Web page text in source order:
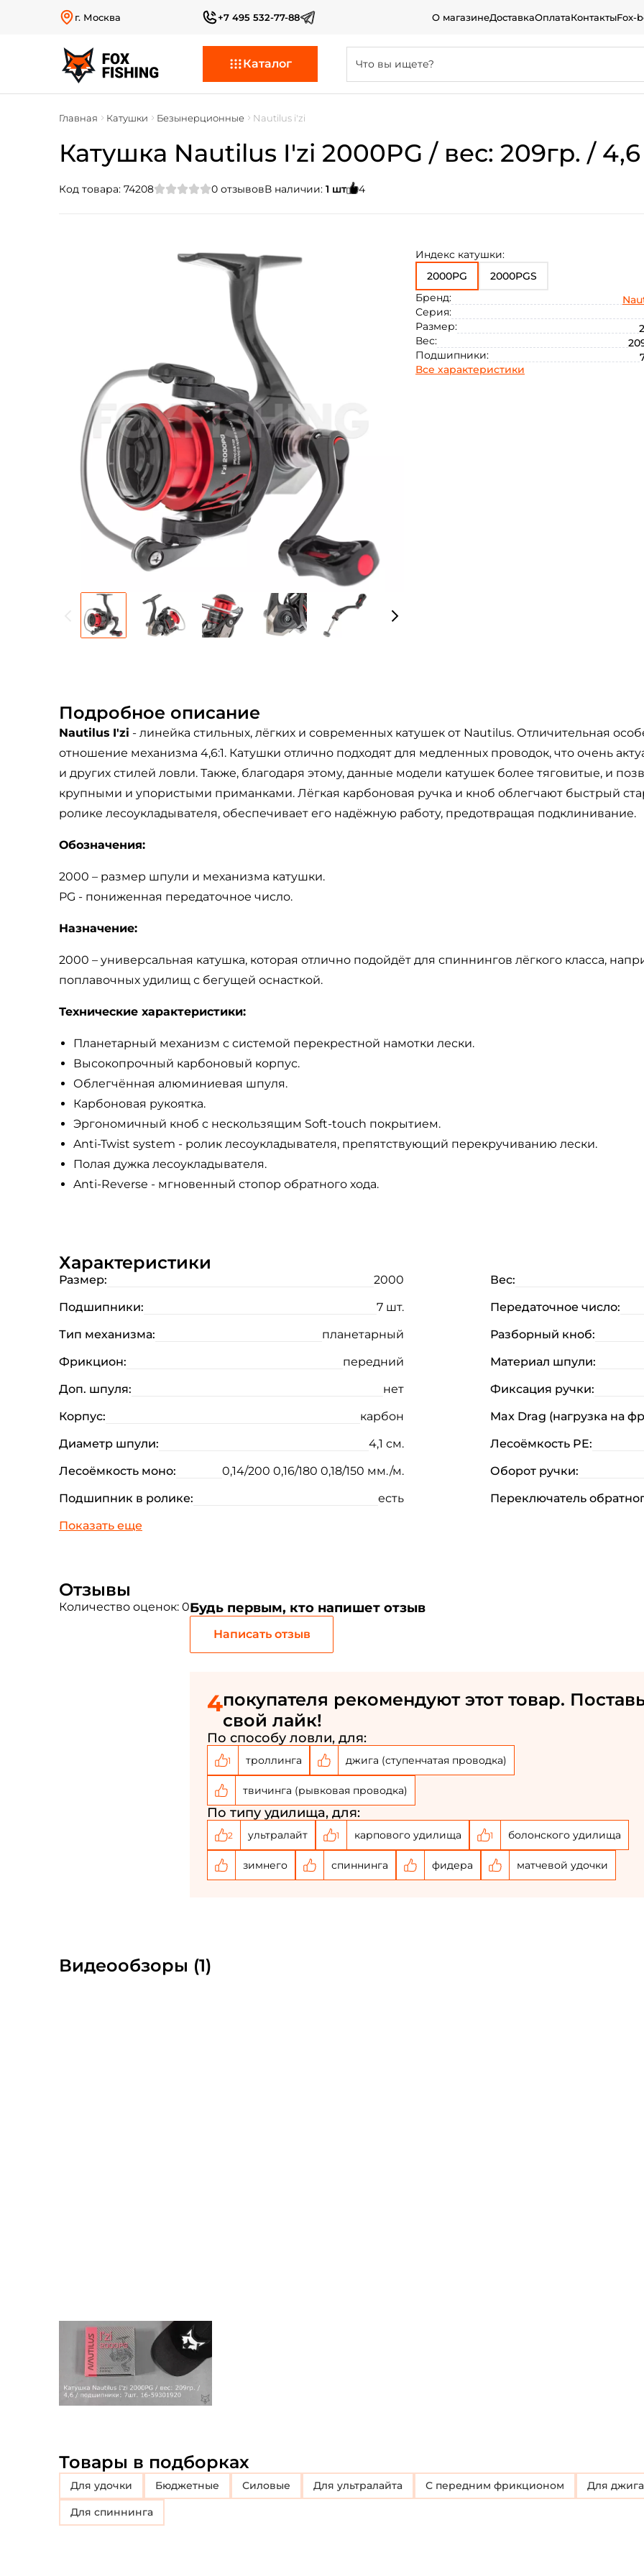
г. Москва +7 495 532-77-88 О магазинеДоставкаОплатаКонтактыFox-
Каталог
Главная Катушки Безынерционные Nautilus i'zi
Катушка Nautilus I'zi 2000PG / вес: 209гр. /
Код товара: 74208 0 отзывовВ наличии: 1 шт 4
Индекс катушки:
2000PG
2000PGS
Бренд:
Серия:
Размер:
Вес:
Подшипники:
Все характеристики
Подробное описание
Nautilus I'zi - линейка стильных, лёгких и современных катушек от Nautilus. Отличительная
отношение механизма 4,6:1. Катушки отлично подходят для медленных проводок, что очень
и других стилей ловли. Также, благодаря этому, данные модели катушек более тяговитые, и
крупными и упористыми приманками. Лёгкая карбоновая ручка и кноб облегчают быстрый
ролике лесоукладывателя, обеспечивает его надёжную работу, предотвращая подклинивание.
Обозначения:
2000 – размер шпули и механизма катушки.
PG - пониженная передаточное число.
Назначение:
2000 – универсальная катушка, которая отлично подойдёт для спиннингов лёгкого класса,
поплавочных удилищ с бегущей оснасткой.
Технические характеристики:
Планетарный механизм с системой перекрестной намотки лески.
Высокопрочный карбоновый корпус.
Облегчённая алюминиевая шпуля.
Карбоновая рукоятка.
Эргономичный кноб с нескользящим Soft-touch покрытием.
Anti-Twist system - ролик лесоукладывателя, препятствующий перекручиванию лески.
Полая дужка лесоукладывателя.
Anti-Reverse - мгновенный стопор обратного хода.
Характеристики
Размер: 2000
Вес:
Подшипники:
7 шт.
Передаточное число:
Тип механизма:
планетарный
Разборный кноб:
Фрикцион:
передний
Материал шпули:
Доп. шпуля:
нет
Фиксация ручки:
Корпус:
карбон
Max Drag (нагрузка на
Диаметр шпули:
4,1 см.
Лесоёмкость PE:
Лесоёмкость моно:
0,14/200 0,16/180 0,18/150 мм./м.
Оборот ручки:
Подшипник в ролике:
есть Переключатель
Отзывы
Количество оценок: 0Будь первым, кто напишет отзыв
Написать отзыв
4покупателя рекомендуют этот товар.
свой лайк!
По способу ловли, для:
1 троллинга джига (ступенчатая проводка)
твичинга (рывковая проводка)
По типу удилища, для:
2 ультралайт 1 карпового удилища 1 болонского удилища
зимнего спиннинга фидера матчевой удочки
Видеообзоры (1)
Товары в подборках
Для удочки Бюджетные Силовые Для ультралайта с передним фрикционом Для джига
Для спиннинга
Создать аккаунт
Заполняя данную форму вы соглашаетесь на
обработкуперсональных данных
У меня уже есть аккаунт